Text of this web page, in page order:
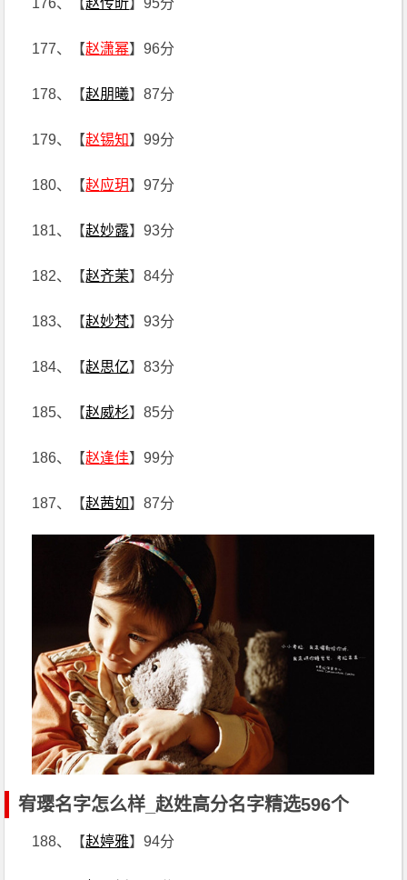
176、【赵传昕】95分
177、【赵潇幂】96分
178、【赵朋曦】87分
179、【赵锡知】99分
180、【赵应玥】97分
181、【赵妙露】93分
182、【赵齐茉】84分
183、【赵妙梵】93分
184、【赵思亿】83分
185、【赵威杉】85分
186、【赵逢佳】99分
187、【赵茜如】87分
宥璎名字怎么样_赵姓高分名字精选596个
188、【赵婷雅】94分